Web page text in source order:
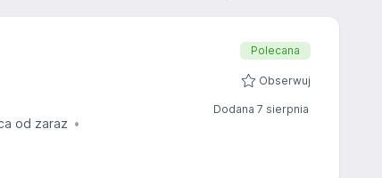
od zaraz
Polecana
Obserwuj
Dodana 7 sierpnia